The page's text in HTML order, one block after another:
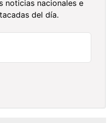
noticias nacionales e
del día.